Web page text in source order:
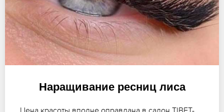
Наращивание ресниц лиса
Цена красоты вполне оправдана в салон TIBET-